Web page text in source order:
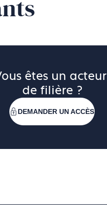
êtes un acteur
de filière ?
DEMANDER UN ACCÈS